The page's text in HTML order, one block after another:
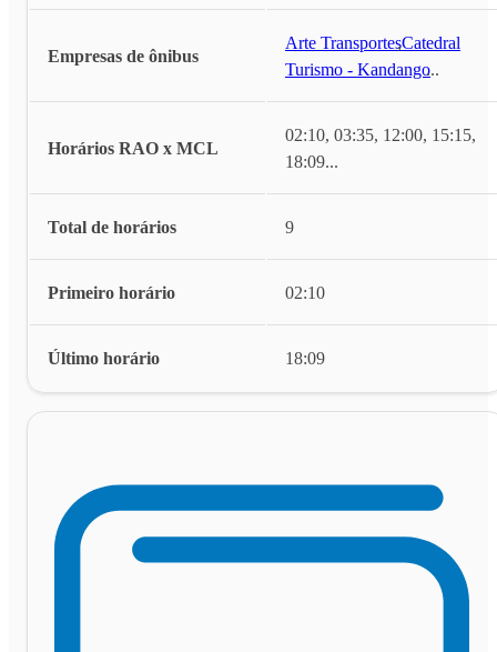
Empresas de ônibus
Arte Transportes,Catedral
Turismo - Kandango...
Horários RAO x MCL
02:10, 03:35, 12:00, 15:15,
18:09...
Total de horários 9
Primeiro horário 02:10
Último horário 18:09